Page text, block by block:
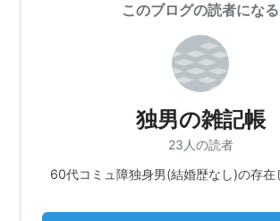
このブログの読者になる
独男の雑記帳
23人の読者
60代コミュ障独身男(結婚歴なし)の存在